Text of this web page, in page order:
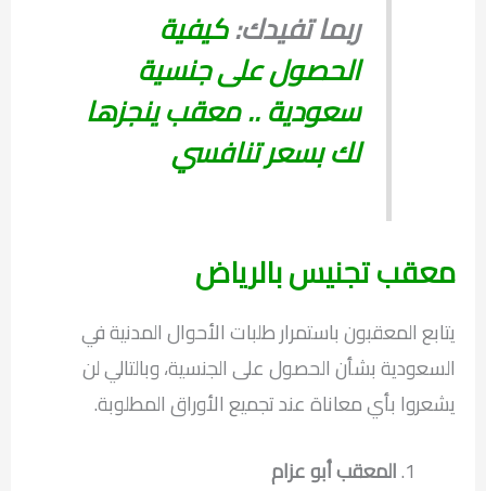
ربما تفيدك:كيفية
الحصول على جنسية
سعودية .. معقب ينجزها
لك بسعر تنافسي
معقب تجنيس بالرياض
يتابع المعقبون باستمرار طلبات الأحوال المدنية في
السعودية بشأن الحصول على الجنسية، وبالتالي لن
يشعروا بأي معاناة عند تجميع الأوراق المطلوبة.
المعقب أبو عزام